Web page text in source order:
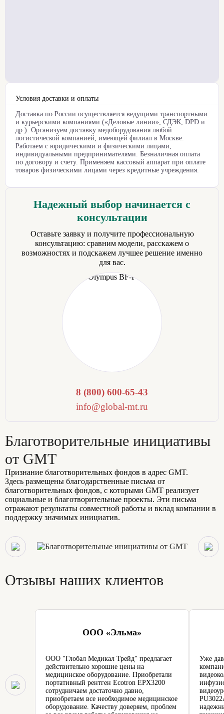
Условия доставки и оплаты
Доставка по России осуществляется ведущими транспортными
и курьерскими компаниями («Деловые линии», СДЭК, DPD и
др.). Организуем доставку медоборудования любой
логистической компанией, имеющей филиал в Москве.
Работаем с юридическими и физическими лицами,
индивидуальными предпринимателями. Безналичная оплата
по договору и счету. Применяем кассовый аппарат при оплате
товаров физическими лицами через кредитные учреждения.
Надежный выбор начинается с
консультации
Оставьте заявку и получите профессиональную
консультацию: сравним модели, расскажем о
возможностях и подскажем лучшее решение именно
для вас.
8 (800) 600-65-43
info@global-mt.ru
Благотворительные инициативы
от GMT
Признание благотворительных фондов в адрес GMT.
Здесь размещены благодарственные письма от
благотворительных фондов, с которыми GMT реализует
социальные и благотворительные проекты. Эти письма
отражают результаты совместной работы и вклад компании в
поддержку значимых инициатив.
Отзывы наших клиентов
ООО «Эльма»
ООО "Глобал Медикал Трейд" предлагает
действительно хорошие цены на
медицинское оборудование. Приобретали
портативный рентген Ecotron EPX3200
сотрудничаем достаточно давно,
приобретаем все необходимое медицинское
оборудование. Качеству доверяем, проблем
Уже